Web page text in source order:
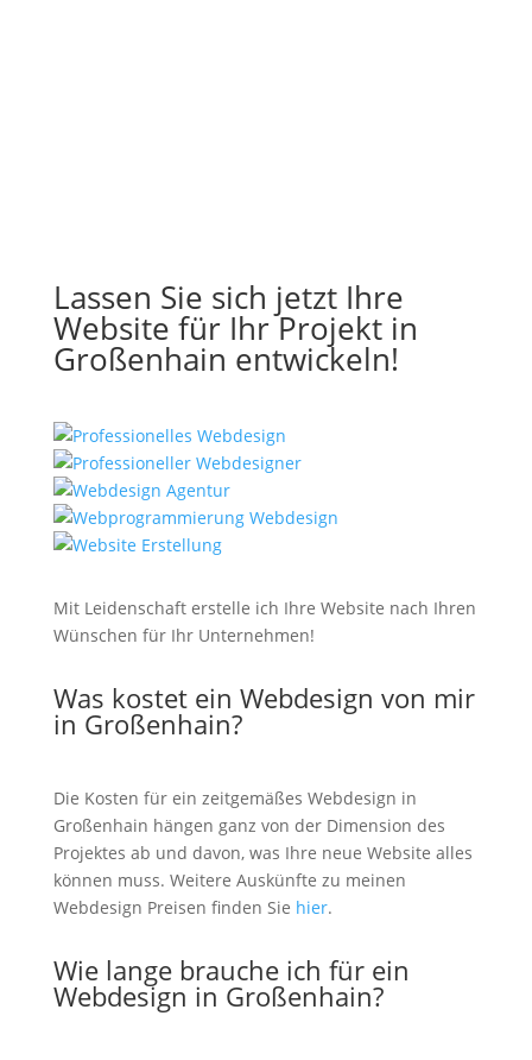
Lassen Sie sich jetzt Ihre
Website für Ihr Projekt in
Großenhain entwickeln!
Mit Leidenschaft erstelle ich Ihre Website nach Ihren
Wünschen für Ihr Unternehmen!
Was kostet ein Webdesign von mir
in Großenhain?
Die Kosten für ein zeitgemäßes Webdesign in
Großenhain hängen ganz von der Dimension des
Projektes ab und davon, was Ihre neue Website alles
können muss. Weitere Auskünfte zu meinen
Webdesign Preisen finden Sie hier.
Wie lange brauche ich für ein
Webdesign in Großenhain?